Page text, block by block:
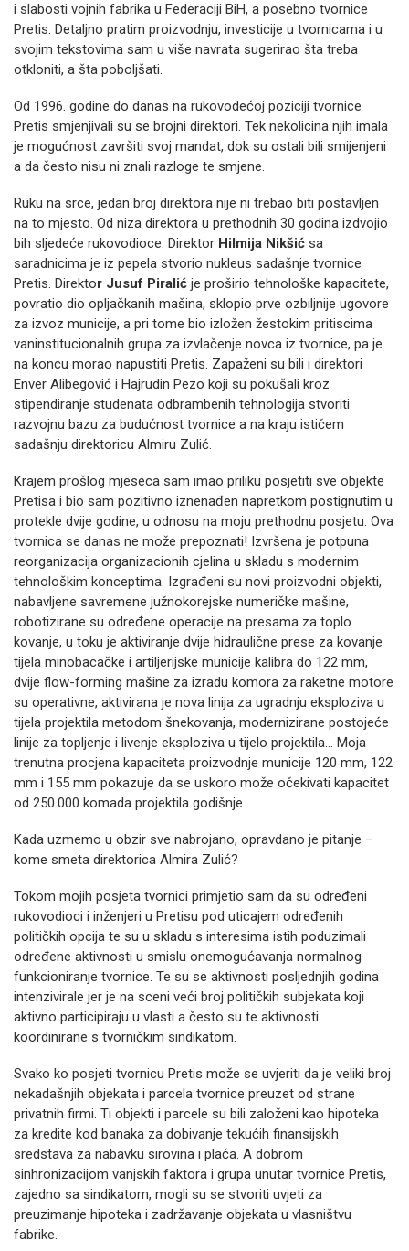
i slabosti vojnih fabrika u Federaciji BiH, a posebno tvornice
Pretis. Detaljno pratim proizvodnju, investicije u tvornicama i u
svojim tekstovima sam u više navrata sugerirao šta treba
otkloniti, a šta poboljšati.
Od 1996. godine do danas na rukovodećoj poziciji tvornice
Pretis smjenjivali su se brojni direktori. Tek nekolicina njih imala
je mogućnost završiti svoj mandat, dok su ostali bili smijenjeni
a da često nisu ni znali razloge te smjene.
Ruku na srce, jedan broj direktora nije ni trebao biti postavljen
na to mjesto. Od niza direktora u prethodnih 30 godina izdvojio
bih sljedeće rukovodioce. Direktor Hilmija Nikšić sa
saradnicima je iz pepela stvorio nukleus sadašnje tvornice
Pretis. Direktor Jusuf Piralić je proširio tehnološke kapacitete,
povratio dio opljačkanih mašina, sklopio prve ozbiljnije ugovore
za izvoz municije, a pri tome bio izložen žestokim pritiscima
vaninstitucionalnih grupa za izvlačenje novca iz tvornice, pa je
na koncu morao napustiti Pretis. Zapaženi su bili i direktori
Enver Alibegović i Hajrudin Pezo koji su pokušali kroz
stipendiranje studenata odbrambenih tehnologija stvoriti
razvojnu bazu za budućnost tvornice a na kraju ističem
sadašnju direktoricu Almiru Zulić.
Krajem prošlog mjeseca sam imao priliku posjetiti sve objekte
Pretisa i bio sam pozitivno iznenađen napretkom postignutim u
protekle dvije godine, u odnosu na moju prethodnu posjetu. Ova
tvornica se danas ne može prepoznati! Izvršena je potpuna
reorganizacija organizacionih cjelina u skladu s modernim
tehnološkim konceptima. Izgrađeni su novi proizvodni objekti,
nabavljene savremene južnokorejske numeričke mašine,
robotizirane su određene operacije na presama za toplo
kovanje, u toku je aktiviranje dvije hidraulične prese za kovanje
tijela minobacačke i artiljerijske municije kalibra do 122 mm,
dvije flow-forming mašine za izradu komora za raketne motore
su operativne, aktivirana je nova linija za ugradnju eksploziva u
tijela projektila metodom šnekovanja, modernizirane postojeće
linije za topljenje i livenje eksploziva u tijelo projektila… Moja
trenutna procjena kapaciteta proizvodnje municije 120 mm, 122
mm i 155 mm pokazuje da se uskoro može očekivati kapacitet
od 250.000 komada projektila godišnje.
Kada uzmemo u obzir sve nabrojano, opravdano je pitanje –
kome smeta direktorica Almira Zulić?
Tokom mojih posjeta tvornici primjetio sam da su određeni
rukovodioci i inženjeri u Pretisu pod uticajem određenih
političkih opcija te su u skladu s interesima istih poduzimali
određene aktivnosti u smislu onemogućavanja normalnog
funkcioniranje tvornice. Te su se aktivnosti posljednjih godina
intenzivirale jer je na sceni veći broj političkih subjekata koji
aktivno participiraju u vlasti a često su te aktivnosti
koordinirane s tvorničkim sindikatom.
Svako ko posjeti tvornicu Pretis može se uvjeriti da je veliki broj
nekadašnjih objekata i parcela tvornice preuzet od strane
privatnih firmi. Ti objekti i parcele su bili založeni kao hipoteka
za kredite kod banaka za dobivanje tekućih finansijskih
sredstava za nabavku sirovina i plaća. A dobrom
sinhronizacijom vanjskih faktora i grupa unutar tvornice Pretis,
zajedno sa sindikatom, mogli su se stvoriti uvjeti za
preuzimanje hipoteka i zadržavanje objekata u vlasništvu
fabrike.